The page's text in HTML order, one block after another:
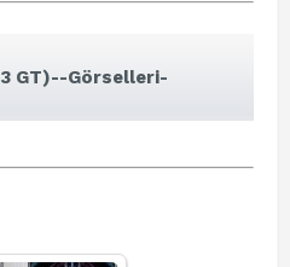
GT)--Görselleri-